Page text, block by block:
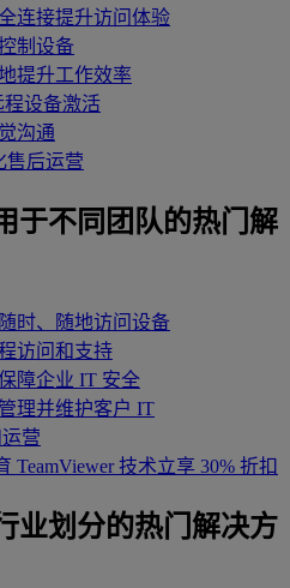
连接提升访问体验
制设备
提升工作效率
程设备激活
沟通
售后运营
于不同团队的热门解
随时、随地访问设备
访问和支持
障企业 IT 安全
管理并维护客户 IT
营
TeamViewer 技术立享 30% 折扣
业划分的热门解决方